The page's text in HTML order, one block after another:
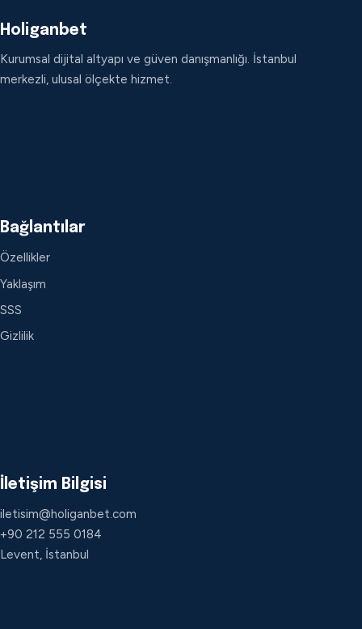
Holiganbet
Kurumsal dijital altyapı ve güven danışmanlığı. İstanbul
merkezli, ulusal ölçekte hizmet.
Bağlantılar
Özellikler
Yaklaşım
SSS
Gizlilik
İletişim Bilgisi
iletisim@holiganbet.com
+90 212 555 0184
Levent, İstanbul